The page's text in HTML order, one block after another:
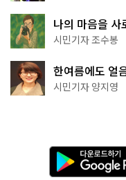
나의 마음을
상작 공개!
시민기자 조수봉
한여름에도 얼
천국이네~
시민기자 양지영
다
운
로